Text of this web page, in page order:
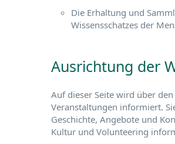
Die Erhaltung und
Wissensschatzes der
Ausrichtung der
Auf dieser Seite wird über
Veranstaltungen informiert.
Geschichte, Angebote und
Kultur und Volunteering